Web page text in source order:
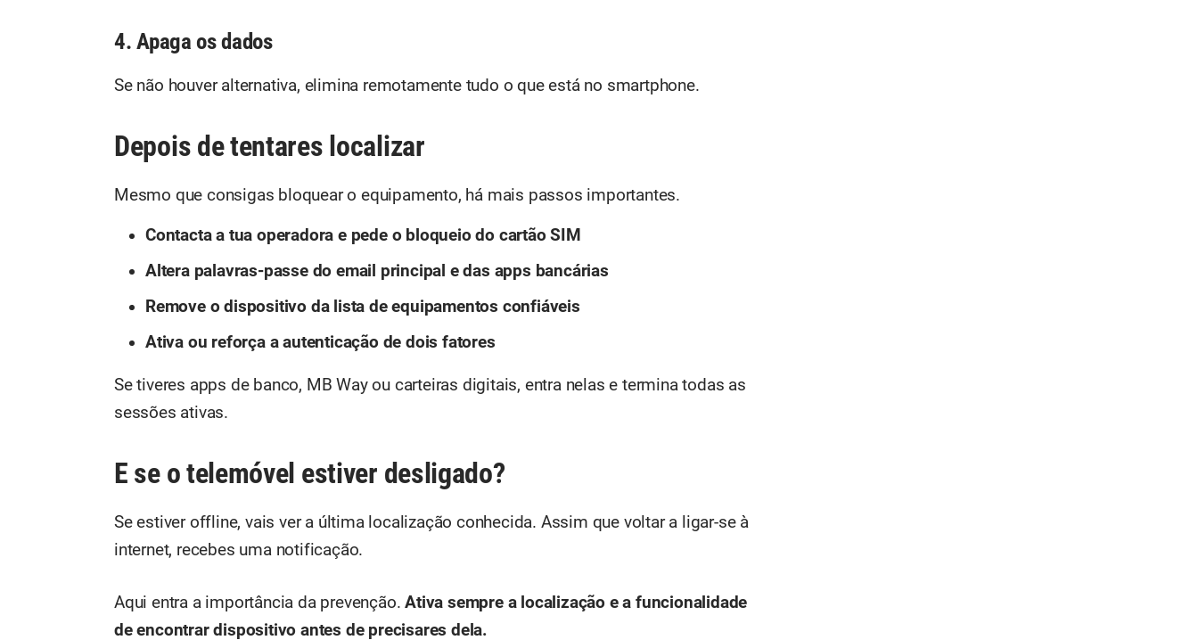
4. Apaga os dados
Se não houver alternativa, elimina remotamente tudo o que está no smartphone.
Depois de tentares localizar
Mesmo que consigas bloquear o equipamento, há mais passos importantes.
Contacta a tua operadora e pede o bloqueio do cartão SIM
Altera palavras-passe do email principal e das apps bancárias
Remove o dispositivo da lista de equipamentos confiáveis
Ativa ou reforça a autenticação de dois fatores
Se tiveres apps de banco, MB Way ou carteiras digitais, entra nelas e termina todas as
sessões ativas.
E se o telemóvel estiver desligado?
Se estiver offline, vais ver a última localização conhecida. Assim que voltar a ligar-se à
internet, recebes uma notificação.
Aqui entra a importância da prevenção.Ativa sempre a localização e a funcionalidade
de encontrar dispositivo antes de precisares dela.